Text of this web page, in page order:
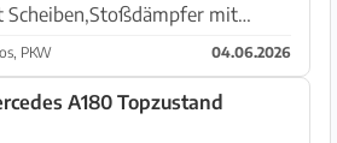
Scheiben,Stoßdämpfer mit
,Anlasser Batterie neu,Neue
,neue Wartung mit allen Ölen,
mit Kompressore
PKW 04.06.2026
A180 Topzustand